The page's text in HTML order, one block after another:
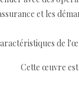
et les
de
Cette œuvre